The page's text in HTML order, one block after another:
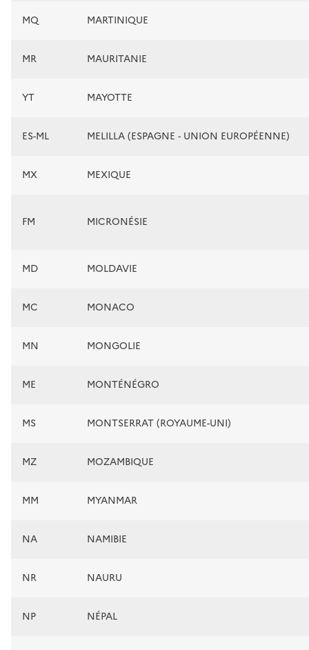
MQ MARTINIQUE
MR MAURITANIE
YT MAYOTTE
ES-ML MELILLA (ESPAGNE - UNION EUROPÉENNE)
MX MEXIQUE
FM MICRONÉSIE
MD MOLDAVIE
MC MONACO
MN MONGOLIE
ME MONTÉNÉGRO
MS MONTSERRAT (ROYAUME-UNI)
MZ MOZAMBIQUE
MM MYANMAR
NA NAMIBIE
NR NAURU
NP NÉPAL